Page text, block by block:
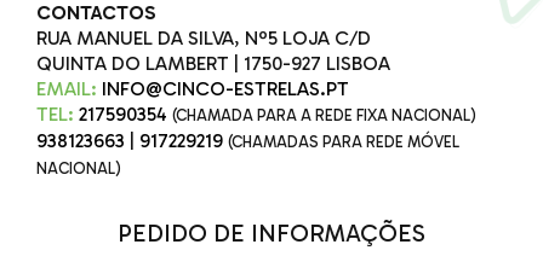
CONTACTOS
RUA MANUEL DA SILVA, Nº5 LOJA C/D
QUINTA DO LAMBERT | 1750-927 LISBOA
EMAIL: INFO@CINCO-ESTRELAS.PT
TEL: 217590354 (CHAMADA PARA A REDE FIXA NACIONAL)
938123663 917229219 (CHAMADAS PARA REDE MÓVEL
NACIONAL)
PEDIDO DE INFORMAÇÕES